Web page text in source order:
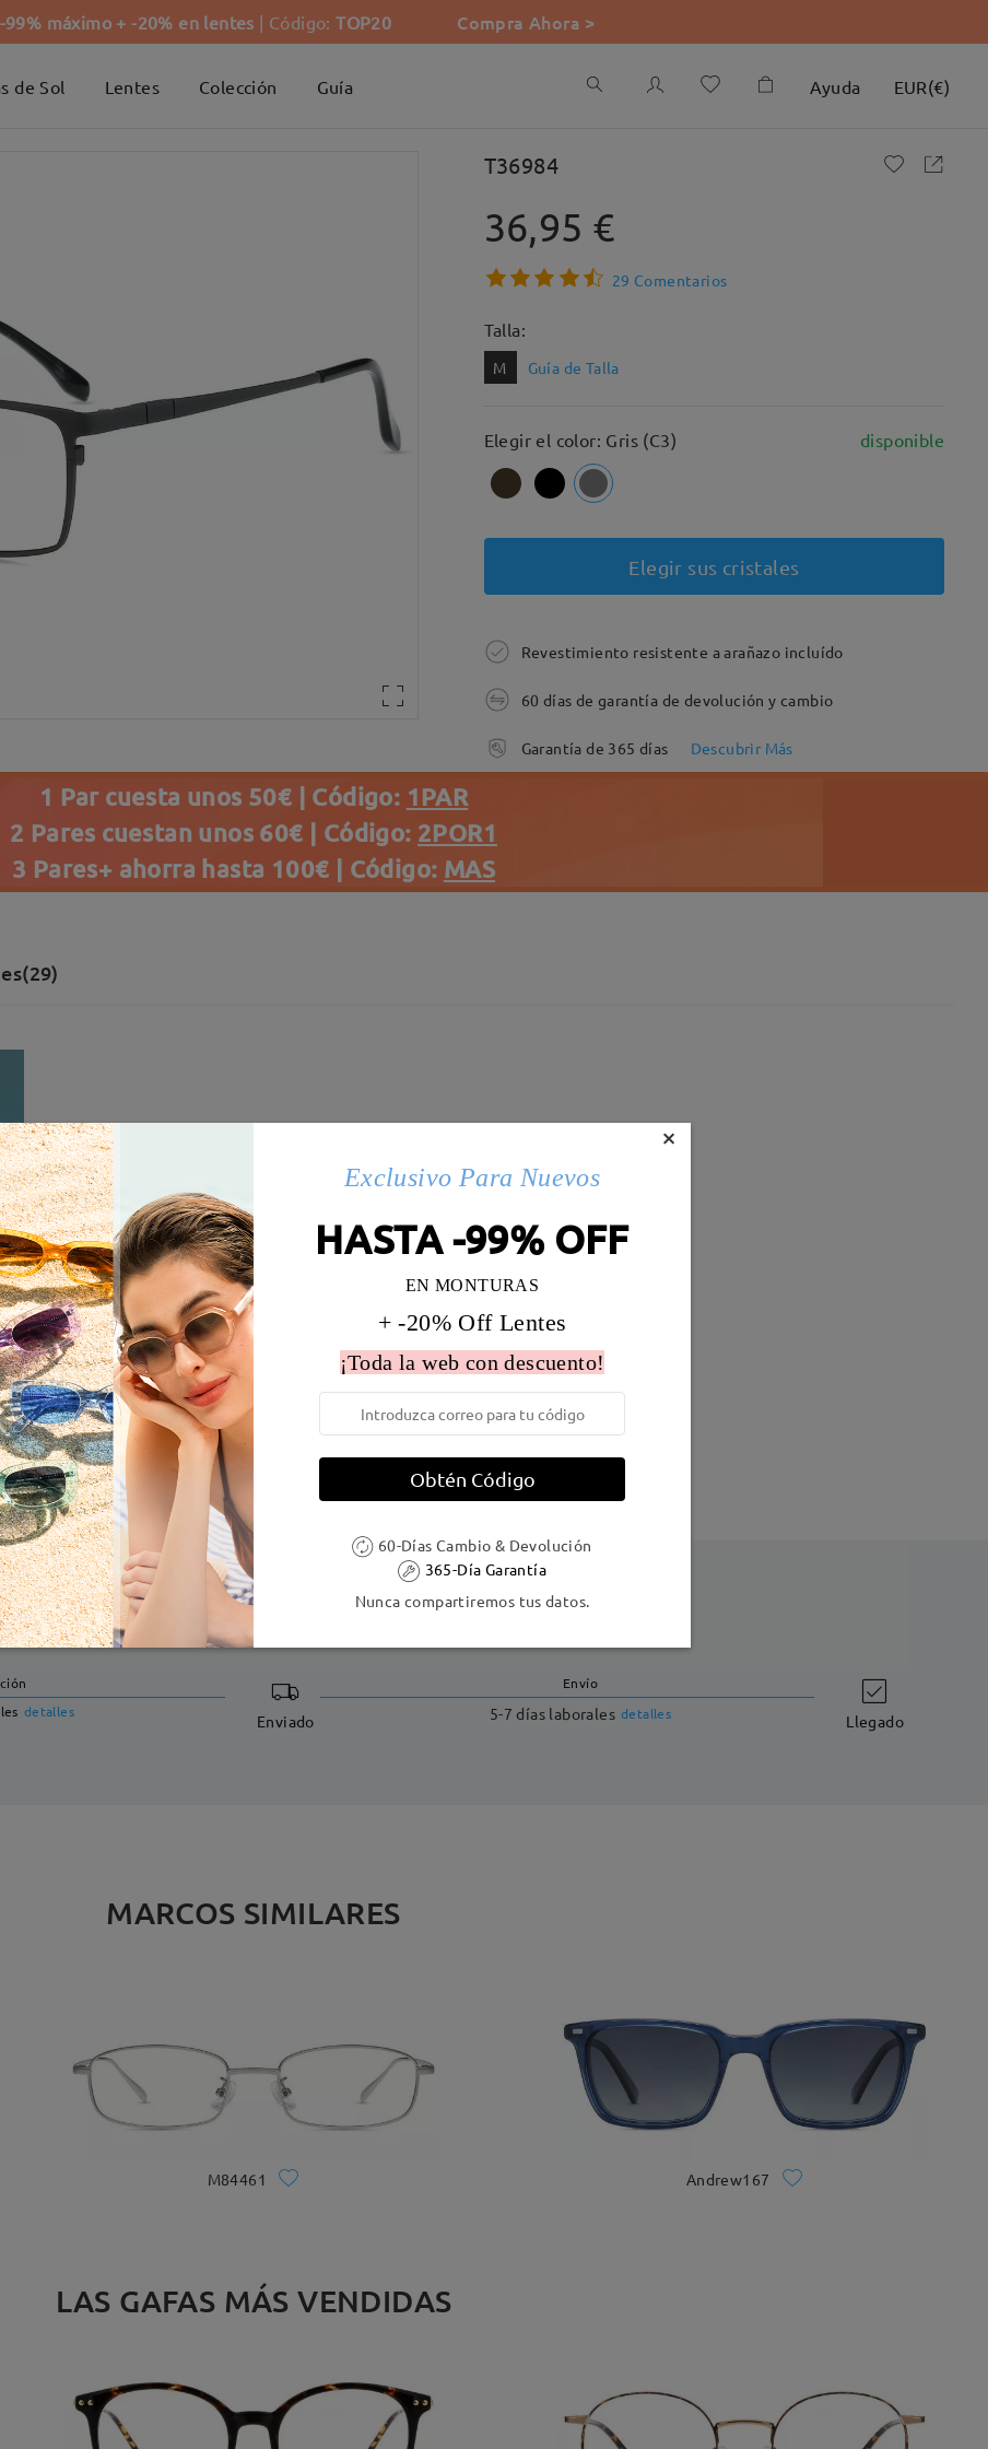
99% máximo + -20% en lentes | Código:TOP20 Compra Ahora >
de Sol Lentes Colección Guía Ayuda EUR(€)
T36984
36,95 €
29 Comentarios
Talla:
M Guía de Talla
Elegir el color: Gris (C3) disponible
Elegir sus cristales
Revestimiento resistente a arañazo incluído
60 días de garantía de devolución y cambio
Garantía de 365 días Descubrir Más
1 Par cuesta unos 50€ | Código: 1PAR
2 Pares cuestan unos 60€ | Código: 2POR1
3 Pares+ ahorra hasta 100€ | Código: MAS
la montura: 133 mm Medio) Diametro de lentes: 55 mm Peso:
resorte: No
DELIVERY
detalles Enviado
Envío
5-7 días laborales detalles Llegado
MARCOS SIMILARES
M84461 Andrew167
LAS GAFAS MÁS VENDIDAS
×
Exclusivo Para Nuevos
HASTA -99% OFF
EN MONTURAS
+ -20% Off Lentes
¡Toda la web con descuento!
Obtén Código
60-Días Cambio & Devolución
365-Día Garantía
Nunca compartiremos tus datos.